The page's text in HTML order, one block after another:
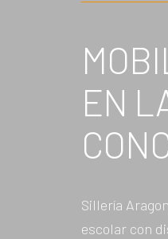
EN
Sillería
escolar con